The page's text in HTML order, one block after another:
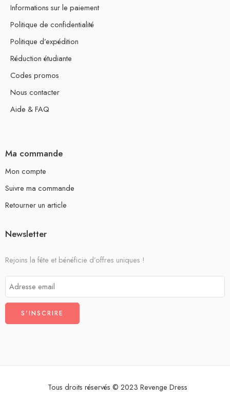
Informations sur le paiement
Politique de confidentialité
Politique d’expédition
Réduction étudiante
Codes promos
Nous contacter
Aide & FAQ
Ma commande
Mon compte
Suivre ma commande
Retourner un article
Newsletter
Rejoins la fête et bénéficie d’offres uniques !
Tous droits réservés © 2023 Revenge Dress